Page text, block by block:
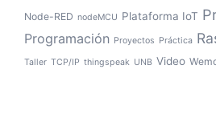
Node-RED nodeMCU Plataforma IoT
Programación Proyectos Práctica
Taller TCP/IP thingspeak UNB Video